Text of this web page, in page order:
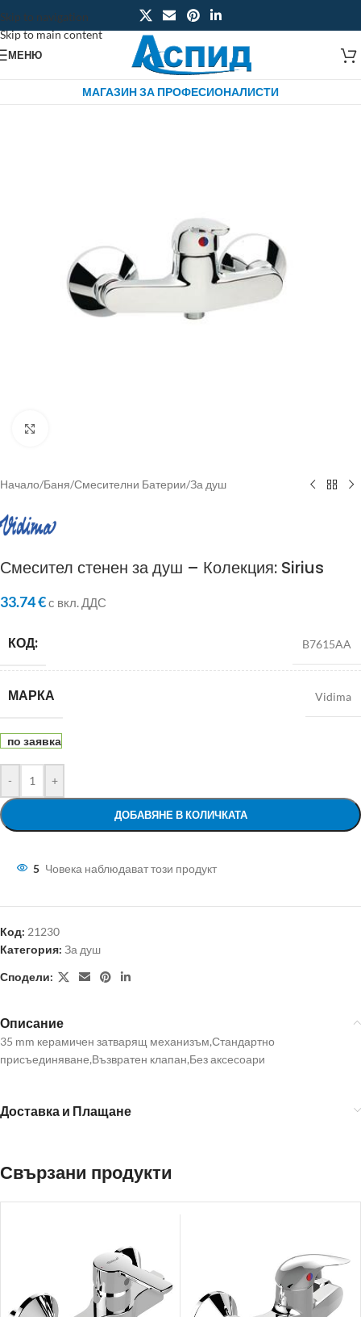
Skip to navigation
Skip to main content
МЕНЮ
МАГАЗИН ЗА ПРОФЕСИОНАЛИСТИ
Начало/Баня/Смесителни Батерии/За душ
Смесител стенен за душ – Колекция: Sirius
33.74€с вкл. ДДС
КОД: B7615AA
МАРКА Vidima
по заявка
- +
ДОБАВЯНЕ В КОЛИЧКАТА
5 Човека наблюдават този продукт
Код: 21230
Категория: За душ
Сподели:
Описание
35 mm керамичен затварящ механизъм,Стандартно
присъединяване,Възвратен клапан,Без аксесоари
Доставка и Плащане
Свързани продукти